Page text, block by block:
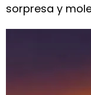
sorpresa y